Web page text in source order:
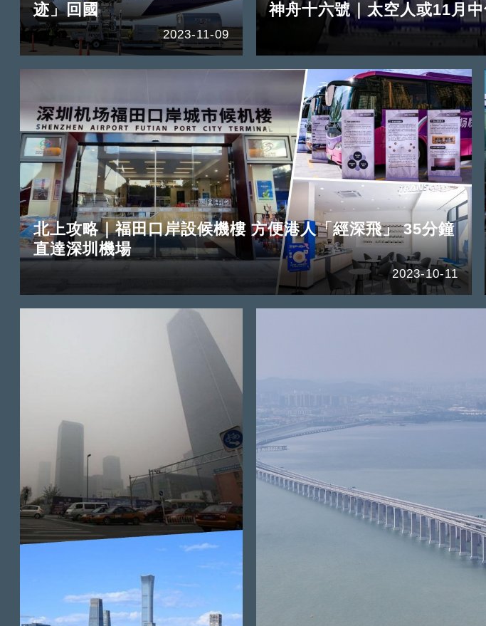
迹」回國
2023-11-09
神舟十六號｜太空人或11月
北上攻略｜福田口岸設候機樓 方便港人「經深飛」 35分鐘
直達深圳機場
2023-10-11